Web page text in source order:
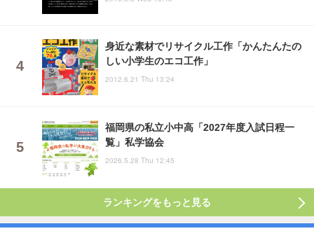
身近な素材でリサイクル工作「かんたんたの
しい小学生のエコ工作」
2012.6.21 Thu 13:24
福岡県の私立小中高「2027年度入試日程一
覧」私学協会
2026.5.28 Thu 12:45
ランキングをもっと見る